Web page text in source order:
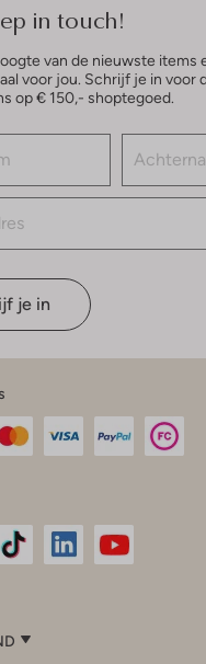
in touch!
van de nieuwste items
voor jou. Schrijf je in voor
op € 150,- shoptegoed.
je in